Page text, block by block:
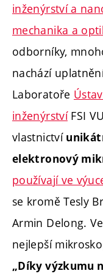
inženýrství a
mechanika a
odborníky,
nachází
Laboratoře
inženýrstvíFSI
vlastnictví
elektronový
používají ve
se kromě Tesly
Armin Delong.
nejlepší
„Díky výzkumu